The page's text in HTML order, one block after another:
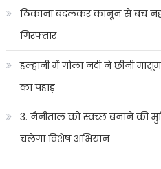
ठिकाना बदलकर कानून से बच
गिरफ्तार
हल्द्वानी में गोला नदी ने छीनी
का पहाड़
3. नैनीताल को स्वच्छ बनाने की
चलेगा विशेष अभियान